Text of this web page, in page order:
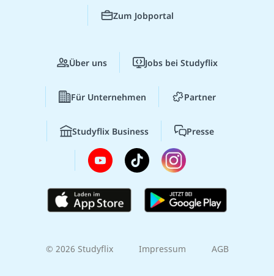
Zum Jobportal
Über uns Jobs bei Studyflix
Für Unternehmen Partner
Studyflix Business Presse
© 2026 Studyflix Impressum AGB